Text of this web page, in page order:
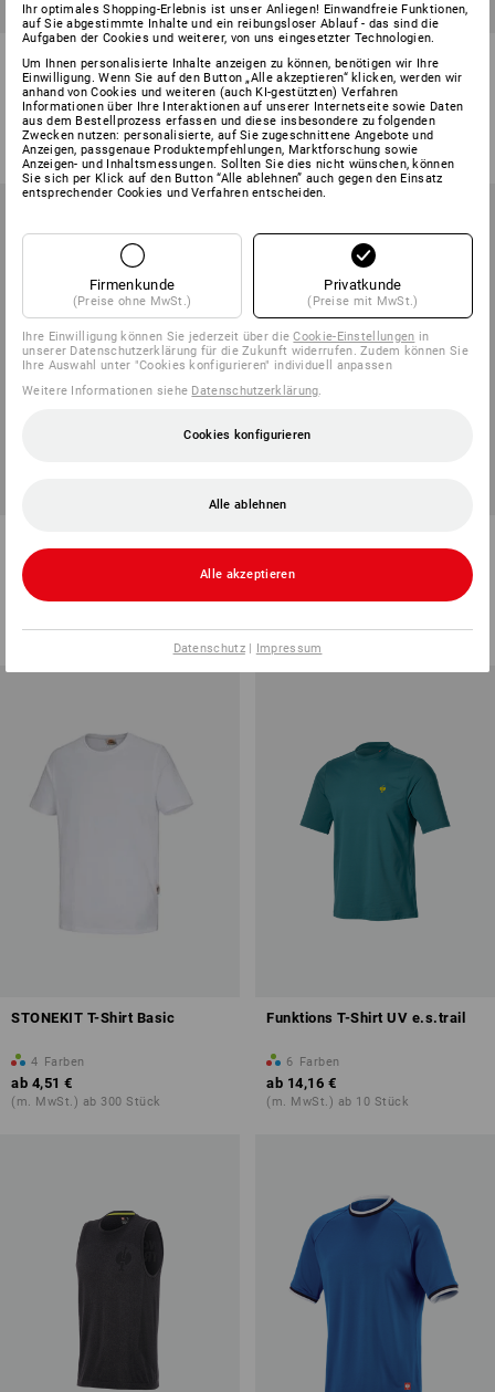
Warnschutz Funktions T-Shirt
e.s.motion 2020
2 Farben
ab 41,53 €
(m. MwSt.) ab 10 Stück
T-Shirt e.s.industry
8 Farben
ab 9,40 €
(m. MwSt.) ab 30 Stück
Silverfresh
(m. MwSt.) ab 10 Stück (m. MwSt.) ab 10 Stück
STONEKIT T-Shirt Basic
4 Farben
ab 4,51 €
(m. MwSt.) ab 300 Stück
Funktions T-Shirt UV e.s.trail
6 Farben
ab 14,16 €
(m. MwSt.) ab 10 Stück
Ihr optimales Shopping-Erlebnis ist unser Anliegen! Einwandfreie Funktionen,
auf Sie abgestimmte Inhalte und ein reibungsloser Ablauf - das sind die
Aufgaben der Cookies und weiterer, von uns eingesetzter Technologien.
Um Ihnen personalisierte Inhalte anzeigen zu können, benötigen wir Ihre
Einwilligung. Wenn Sie auf den Button „Alle akzeptieren“ klicken, werden wir
anhand von Cookies und weiteren (auch KI-gestützten) Verfahren
Informationen über Ihre Interaktionen auf unserer Internetseite sowie Daten
aus dem Bestellprozess erfassen und diese insbesondere zu folgenden
Zwecken nutzen: personalisierte, auf Sie zugeschnittene Angebote und
Anzeigen, passgenaue Produktempfehlungen, Marktforschung sowie
Anzeigen- und Inhaltsmessungen. Sollten Sie dies nicht wünschen, können
Sie sich per Klick auf den Button “Alle ablehnen” auch gegen den Einsatz
entsprechender Cookies und Verfahren entscheiden.
Firmenkunde
(Preise ohne MwSt.)
Privatkunde
(Preise mit MwSt.)
Ihre Einwilligung können Sie jederzeit über dieCookie-Einstellungen in
unserer Datenschutzerklärung für die Zukunft widerrufen. Zudem können Sie
Ihre Auswahl unter "Cookies konfigurieren" individuell anpassen
Weitere Informationen siehe Datenschutzerklärung
Cookies konfigurieren
Alle ablehnen
Alle akzeptieren
Datenschutz| Impressum